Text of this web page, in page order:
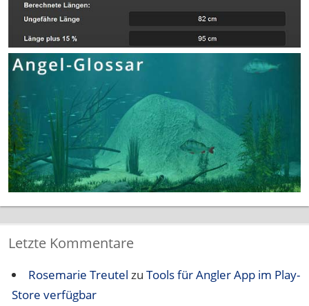
Letzte Kommentare
Rosemarie Treutel zu Tools für Angler App im Play-
Store verfügbar